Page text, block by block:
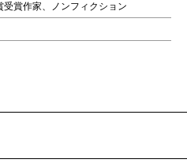
受賞作家、ノンフィクション